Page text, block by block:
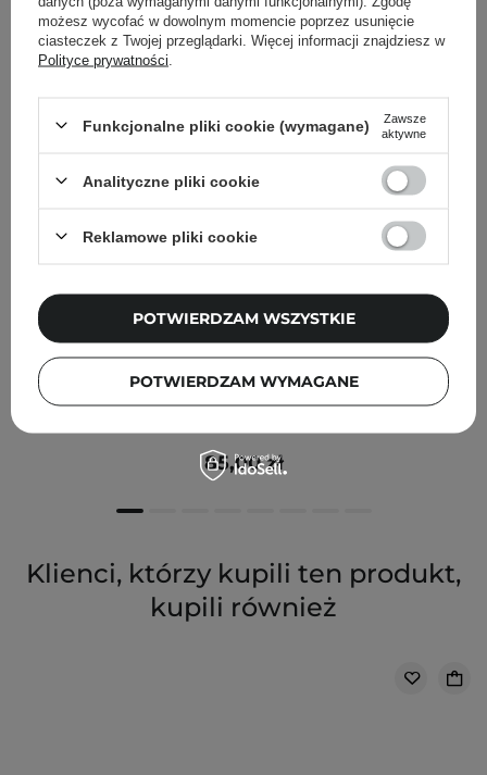
Torriden - Dive-In Trial Kit - Zestaw Kosmetyków
85,00 zł
Klienci, którzy kupili ten produkt,
kupili również
możesz wycofać w dowolnym momencie poprzez usunięcie
ciasteczek z Twojej przeglądarki. Więcej informacji znajdziesz w
Polityce prywatności
Funkcjonalne pliki cookie (wymagane)
Zawsze
aktywne
Analityczne pliki cookie
Reklamowe pliki cookie
POTWIERDZAM WYMAGANE
POTWIERDZAM WSZYSTKIE